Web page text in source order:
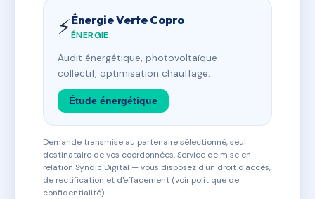
⚡Énergie Verte Copro
ÉNERGIE
Audit énergétique, photovoltaïque
collectif, optimisation chauffage.
Étude énergétique
Demande transmise au partenaire sélectionné, seul
destinataire de vos coordonnées. Service de mise en
relation Syndic Digital — vous disposez d'un droit d'accès,
de rectification et d'effacement (voir politique de
confidentialité).